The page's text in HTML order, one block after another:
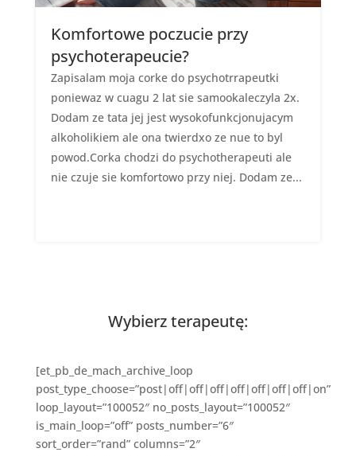
Komfortowe poczucie przy
psychoterapeucie?
Zapisalam moja corke do psychotrrapeutki
poniewaz w cuagu 2 lat sie samookaleczyla 2x.
Dodam ze tata jej jest wysokofunkcjonujacym
alkoholikiem ale ona twierdxo ze nue to byl
powod.Corka chodzi do psychotherapeuti ale
nie czuje sie komfortowo przy niej. Dodam ze...
Wybierz terapeutę:
[et_pb_de_mach_archive_loop
post_type_choose=”post|off|off|off|off|off|off|off|on”
loop_layout=”100052″ no_posts_layout=”100052″
is_main_loop=”off” posts_number=”6″
sort_order=”rand” columns=”2″